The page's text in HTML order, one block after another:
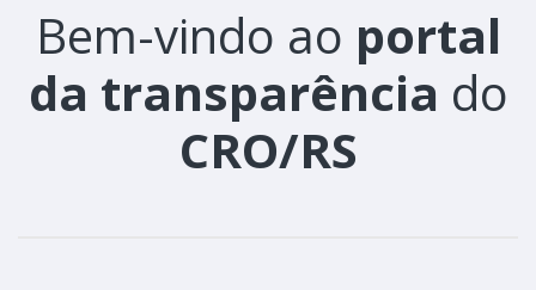
Bem-vindo ao portal
da transparência do
CRO/RS